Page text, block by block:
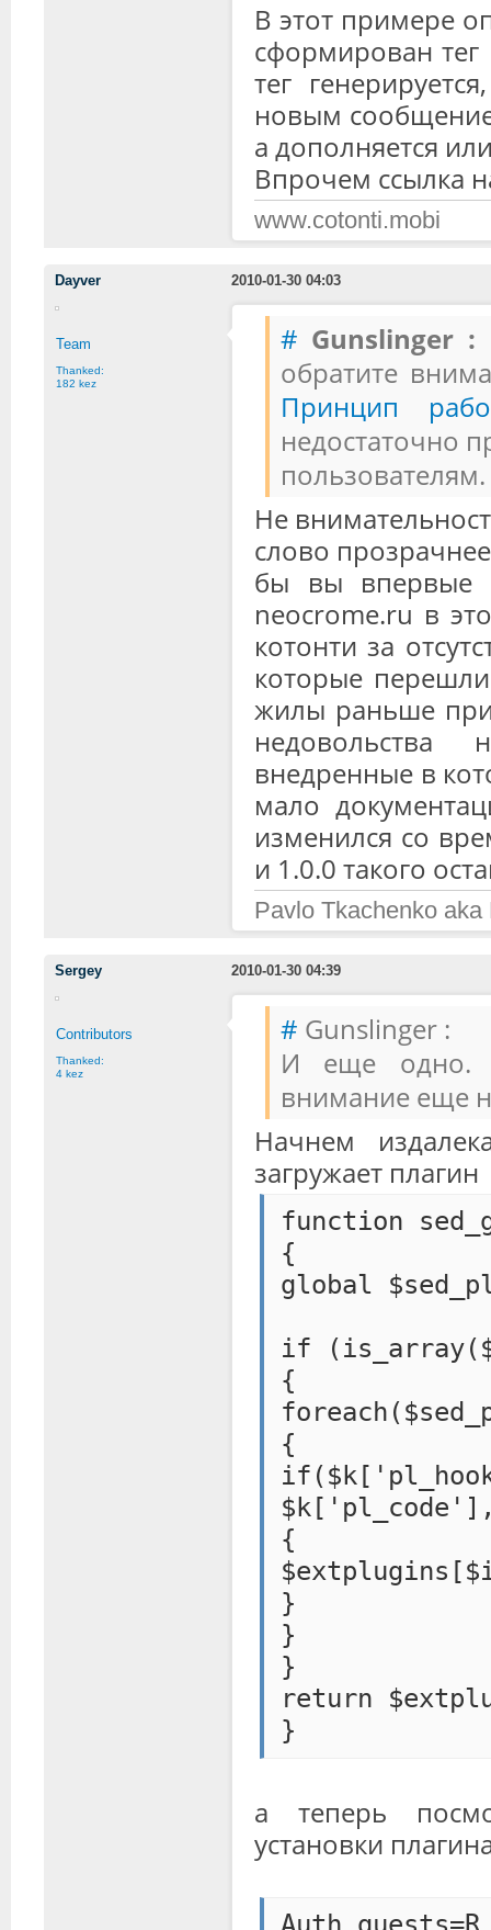
В этот примере
сформирован тег
тег
новым
а дополняется
Впрочем ссылка
www.cotonti.mobi
Dayver 2010-01-30 04:03
Team
Thanked:
182 kez
# Gunslinger :
обратите
Принцип
недостаточно
пользователям.
Не
слово
бы вы впервые
neocrome.ru в
котонти за
которые
жилы раньше при
внедренные в
мало
изменился со
и 1.0.0 такого
Pavlo Tkachenko aka
Sergey 2010-01-30 04:39
Contributors
Thanked:
4 kez
# Gunslinger :
И еще одно.
внимание еще
Начнем
загружает плагин
function
{
global
if
{
{
{
}
}
}
return
}
а теперь
установки